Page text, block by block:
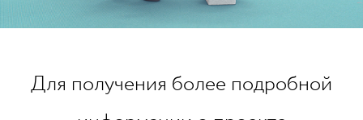
Для получения более подробной